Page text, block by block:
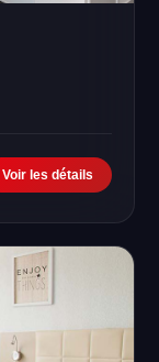
Voir les détails